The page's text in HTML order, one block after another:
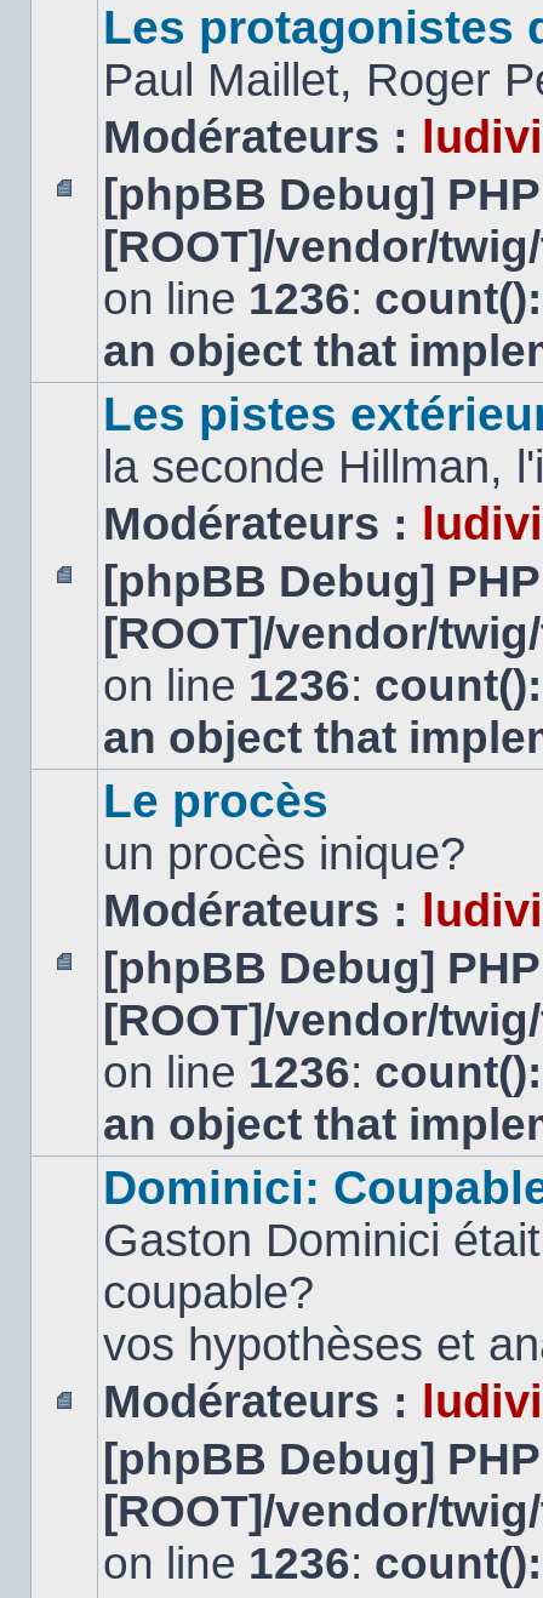
Aucun
message
non
Les protagonistes
Paul Maillet, Roger
Modérateurs :
[phpBB Debug]
[ROOT]/vendor/
on line 1236:
an object that
Aucun
message
non
Les pistes
la seconde Hillman,
Modérateurs :
[phpBB Debug]
[ROOT]/vendor/
on line 1236:
an object that
Aucun
message
non
Le procès
un procès inique?
Modérateurs :
[phpBB Debug]
[ROOT]/vendor/
on line 1236:
an object that
message
lu
Dominici:
Gaston Dominici
coupable?
vos hypothèses et
Modérateurs :
[phpBB Debug]
[ROOT]/vendor/
on line 1236: